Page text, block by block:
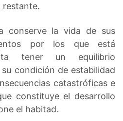
restante.
conserve la vida de sus
por los que está
tener un equilibrio
condición de estabilidad
catastróficas e
constituye el desarrollo
el habitad.